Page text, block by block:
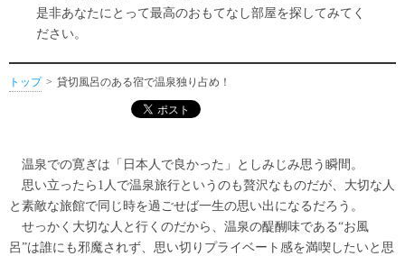
是非あなたにとって最高のおもてなし部屋を探してみてく
ださい。
トップ 貸切風呂のある宿で温泉独り占め！
温泉での寛ぎは「日本人で良かった」としみじみ思う瞬間。
思い立ったら1人で温泉旅行というのも贅沢なものだが、大切な人
と素敵な旅館で同じ時を過ごせば一生の思い出になるだろう。
せっかく大切な人と行くのだから、温泉の醍醐味である“お風
呂”は誰にも邪魔されず、思い切りプライベート感を満喫したいと思